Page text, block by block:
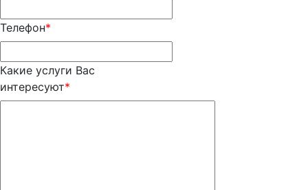
Телефон*
Какие услуги Вас
интересуют*